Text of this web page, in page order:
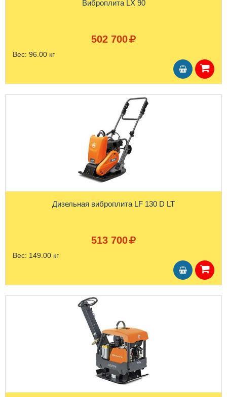
Виброплита LX 90
502 700
Вес: 96.00 кг
Дизельная виброплита LF 130 D LT
513 700
Вес: 149.00 кг